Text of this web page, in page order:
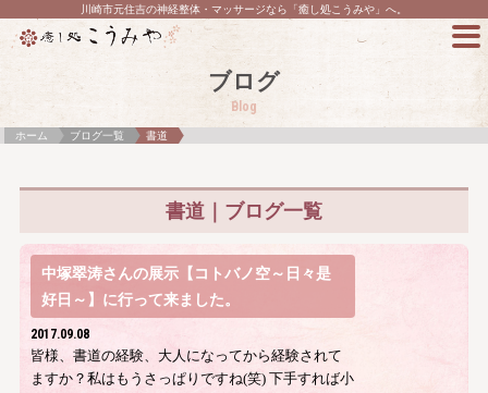
川崎市元住吉の神経整体・マッサージなら「癒し処こうみや」へ。
ブログ
Blog
ホーム ブログ一覧 書道
書道｜ブログ一覧
中塚翠涛さんの展示【コトバノ空～日々是
好日～】に行って来ました。
2017.09.08
皆様、書道の経験、大人になってから経験されて
ますか？私はもうさっぱりですね(笑) 下手すれば小